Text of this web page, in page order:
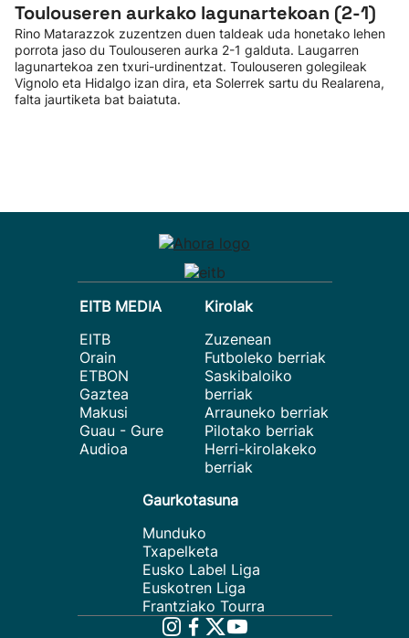
Toulouseren aurkako lagunartekoan (2-1)
Rino Matarazzok zuzentzen duen taldeak uda honetako lehen
porrota jaso du Toulouseren aurka 2-1 galduta. Laugarren
lagunartekoa zen txuri-urdinentzat. Toulouseren golegileak
Vignolo eta Hidalgo izan dira, eta Solerrek sartu du Realarena,
falta jaurtiketa bat baiatuta.
EITB MEDIA
EITB
Orain
ETBON
Gaztea
Makusi
Guau - Gure
Audioa
Kirolak
Zuzenean
Futboleko berriak
Saskibaloiko
berriak
Arrauneko berriak
Pilotako berriak
Herri-kirolakeko
berriak
Gaurkotasuna
Munduko
Txapelketa
Eusko Label Liga
Euskotren Liga
Frantziako Tourra